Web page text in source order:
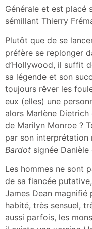
Générale et est placé
sémillant Thierry
Plutôt que de se
préfère se replonger
d’Hollywood, il suffit
sa légende et son
toujours rêver les
eux (elles) une
alors Marlène
de Marilyn Monroe ?
par son interprétation
Bardot signée
Les hommes ne sont
de sa fiancée
James Dean
habité, très sensuel,
aussi parfois, les